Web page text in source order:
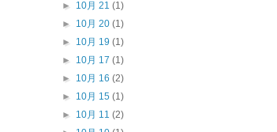
► 10月 21 (1)
► 10月 20 (1)
► 10月 19 (1)
► 10月 17 (1)
► 10月 16 (2)
► 10月 15 (1)
► 10月 11 (2)